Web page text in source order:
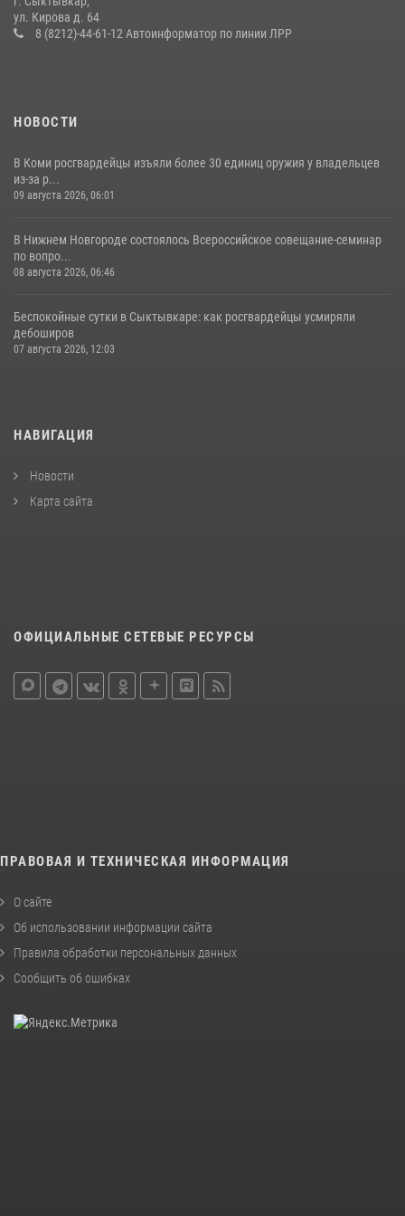
В Коми за неделю росгвардейцы изъяли 44 единицы охотничьего
ул. Кирова д. 64
8 (8212)-44-61-12 Автоинформатор по линии ЛРР
НОВОСТИ
В Коми росгвардейцы изъяли более 30 единиц оружия у владельцев
из-за р...
09 августа 2026, 06:01
В Нижнем Новгороде состоялось Всероссийское совещание-семинар
по вопро...
08 августа 2026, 06:46
Беспокойные сутки в Сыктывкаре: как росгвардейцы усмиряли
дебоширов
07 августа 2026, 12:03
НАВИГАЦИЯ
Новости
Карта сайта
ОФИЦИАЛЬНЫЕ СЕТЕВЫЕ РЕСУРСЫ
ПРАВОВАЯ И ТЕХНИЧЕСКАЯ ИНФОРМАЦИЯ
О сайте
Об использовании информации сайта
Правила обработки персональных данных
Сообщить об ошибках